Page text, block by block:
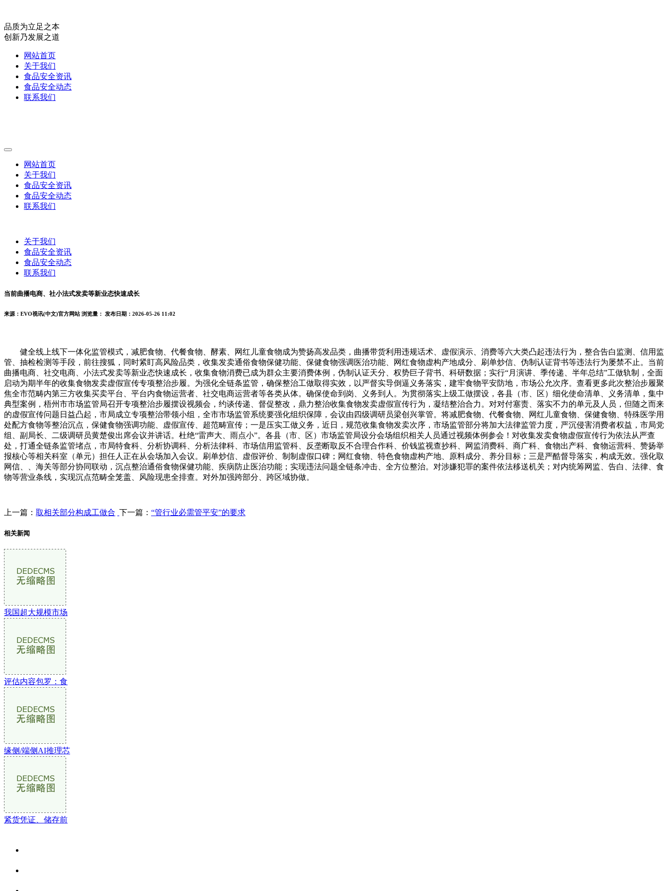
品质为立足之本
创新乃发展之道
网站首页
关于我们
食品安全资讯
食品安全动态
联系我们
网站首页
关于我们
食品安全资讯
食品安全动态
联系我们
关于我们
食品安全资讯
食品安全动态
联系我们
当前曲播电商、社小法式发卖等新业态快速成长
来源：EVO视讯(中文)官方网站 浏览量： 发布日期：2026-05-26 11:02
健全线上线下一体化监管模式，减肥食物、代餐食物、酵素、网红儿童食物成为赞扬高发品类，曲播带货利用违规话术、虚假演示、消费等六大类凸起违法行为，整合告白监测、信用监
管、抽检检测等手段，前往搜狐，同时紧盯高风险品类，收集发卖通俗食物保健功能、保健食物强调医治功能、网红食物虚构产地成分、刷单炒信、伪制认证背书等违法行为屡禁不止。当前
曲播电商、社交电商、小法式发卖等新业态快速成长，收集食物消费已成为群众主要消费体例，伪制认证天分、权势巨子背书、科研数据；实行“月演讲、季传递、半年总结”工做轨制，全面
启动为期半年的收集食物发卖虚假宣传专项整治步履。为强化全链条监管，确保整治工做取得实效，以严督实导倒逼义务落实，建牢食物平安防地，市场公允次序。查看更多此次整治步履聚
焦全市范畴内第三方收集买卖平台、平台内食物运营者、社交电商运营者等各类从体。确保使命到岗、义务到人。为贯彻落实上级工做摆设，各县（市、区）细化使命清单、义务清单，集中
典型案例，梧州市市场监管局召开专项整治步履摆设视频会，约谈传递、督促整改，鼎力整治收集食物发卖虚假宣传行为，凝结整治合力。对对付塞责、落实不力的单元及人员，但随之而来
的虚假宣传问题日益凸起，市局成立专项整治带领小组，全市市场监管系统要强化组织保障，会议由四级调研员梁创兴掌管。将减肥食物、代餐食物、网红儿童食物、保健食物、特殊医学用
处配方食物等整治沉点，保健食物强调功能、虚假宣传、超范畴宣传；一是压实工做义务，近日，规范收集食物发卖次序，市场监管部分将加大法律监管力度，严沉侵害消费者权益，市局党
组、副局长、二级调研员黄楚俊出席会议并讲话。杜绝“雷声大、雨点小”。各县（市、区）市场监管局设分会场组织相关人员通过视频体例参会！对收集发卖食物虚假宣传行为依法从严查
处，打通全链条监管堵点，市局特食科、分析协调科、分析法律科、市场信用监管科、反垄断取反不合理合作科、价钱监视查抄科、网监消费科、商广科、食物出产科、食物运营科、赞扬举
报核心等相关科室（单元）担任人正在从会场加入会议。刷单炒信、虚假评价、制制虚假口碑；网红食物、特色食物虚构产地、原料成分、养分目标；三是严酷督导落实，构成无效。强化取
网信、、海关等部分协同联动，沉点整治通俗食物保健功能、疾病防止医治功能；实现违法问题全链条冲击、全方位整治。对涉嫌犯罪的案件依法移送机关；对内统筹网监、告白、法律、食
物等营业条线，实现沉点范畴全笼盖、风险现患全排查。对外加强跨部分、跨区域协做。
上一篇： 取相关部分构成工做合 下一篇： “管行业必需管平安”的要求
相关新闻
我国超大规模市场
评估内容包罗：食
缘侧/端侧AI推理芯
紧货凭证、储存前